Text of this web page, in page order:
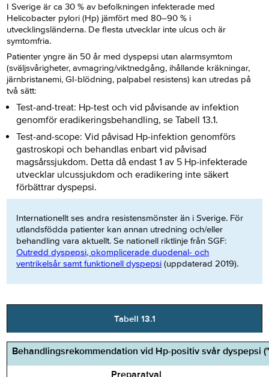
I Sverige är ca 30 % av befolkningen infekterade med
Helicobacter pylori (Hp) jämfört med 80–90 % i
utvecklingsländerna. De flesta utvecklar inte ulcus och är
symtomfria.
Patienter yngre än 50 år med dyspepsi utan alarmsymtom
(sväljsvårigheter, avmagring/viktnedgång, ihållande kräkningar,
järnbristanemi, GI-blödning, palpabel resistens) kan utredas på
två sätt:
Test-and-treat: Hp-test och vid påvisande av infektion
genomför eradikeringsbehandling, se Tabell 13.1.
Test-and-scope: Vid påvisad Hp-infektion genomförs
gastroskopi och behandlas enbart vid påvisad
magsårssjukdom. Detta då endast 1 av 5 Hp-infekterade
utvecklar ulcussjukdom och eradikering inte säkert
förbättrar dyspepsi.
Internationellt ses andra resistensmönster än i Sverige. För
utlandsfödda patienter kan annan utredning och/eller
behandling vara aktuellt. Se nationell riktlinje från SGF:
Outredd dyspepsi, okomplicerade duodenal- och
ventrikelsår samt funktionell dyspepsi (uppdaterad 2019).
Tabell 13.1
Behandlingsrekommendation vid Hp-positiv svår dyspepsi